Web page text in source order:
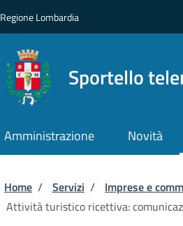
Regione Lombardia
Sportello
Amministrazione Novità
Briciole di
Home / Servizi / Imprese e
Attività turistico ricettiva: